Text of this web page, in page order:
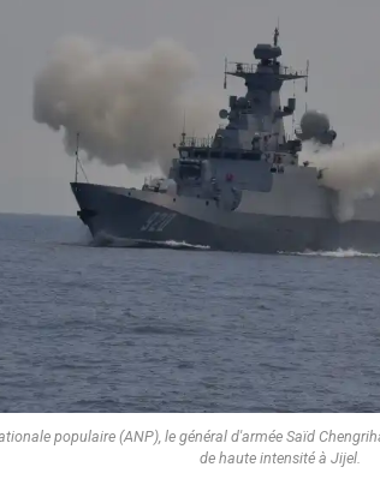
populaire (ANP), le général d'armée Saïd
de haute intensité à Jijel.